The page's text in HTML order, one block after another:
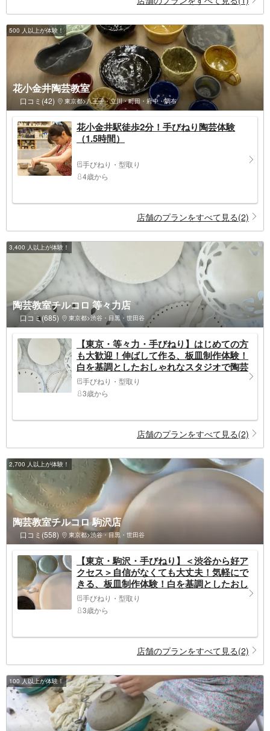
500 人以上が体験！
花小金井陶芸教室
口コミ(42) 東京都>八王子・立川・町田・府中・調布
花小金井駅徒歩2分！手びねり陶芸体験
（1.5時間）
手びねり・型取り
4歳から
店舗のプランをすべて見る(2)
3,400 人以上が体験！
陶芸教室チルコロ 等々力店
口コミ(685) 東京都>渋谷・目黒・世田谷
【東京・等々力・手びねり】はじめての方
も大歓迎！伸ばして作る、板皿制作体験！
白を基調としたおしゃれなスタジオで陶芸
作家気分＜自由が丘・二子玉川から好アク
セス＞3歳から参加OK！1～2個作れる！
手びねり・型取り
3歳から
店舗のプランをすべて見る(2)
2,700 人以上が体験！
陶芸教室チルコロ 駒沢店
口コミ(558) 東京都>渋谷・目黒・世田谷
【東京・駒沢・手びねり】＜渋谷から好ア
クセス＞自信がなくても大丈夫！気軽にで
きる、板皿制作体験！白を基調としたおし
ゃれなスタジオで陶芸作家気分3歳から参
加OK！1～2個制作可能
手びねり・型取り
3歳から
店舗のプランをすべて見る(2)
100 人以上が体験！